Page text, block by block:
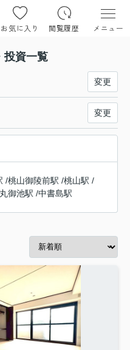
お気に入り 閲覧履歴 メニュー
投資一覧
変更
変更
/桃山御陵前駅 /桃山駅 /
御池駅 /中書島駅